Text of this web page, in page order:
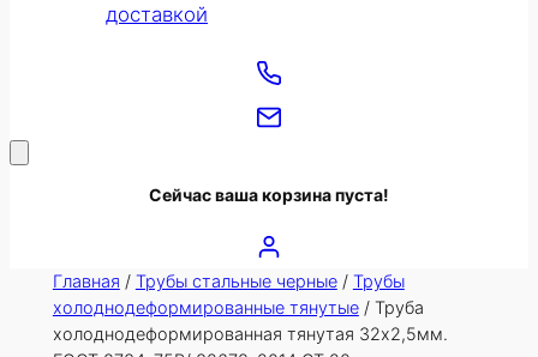
доставкой
Сейчас ваша корзина пуста!
Главная / Трубы стальные черные/ Трубы
холоднодеформированные тянутые/ Труба
холоднодеформированная тянутая 32х2,5мм.